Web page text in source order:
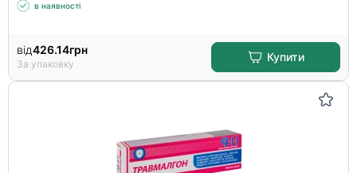
в наявності
від426.14грн
За упаковку
Купити